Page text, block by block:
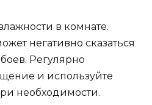
в комнате.
негативно сказаться
Регулярно
и используйте
необходимости.